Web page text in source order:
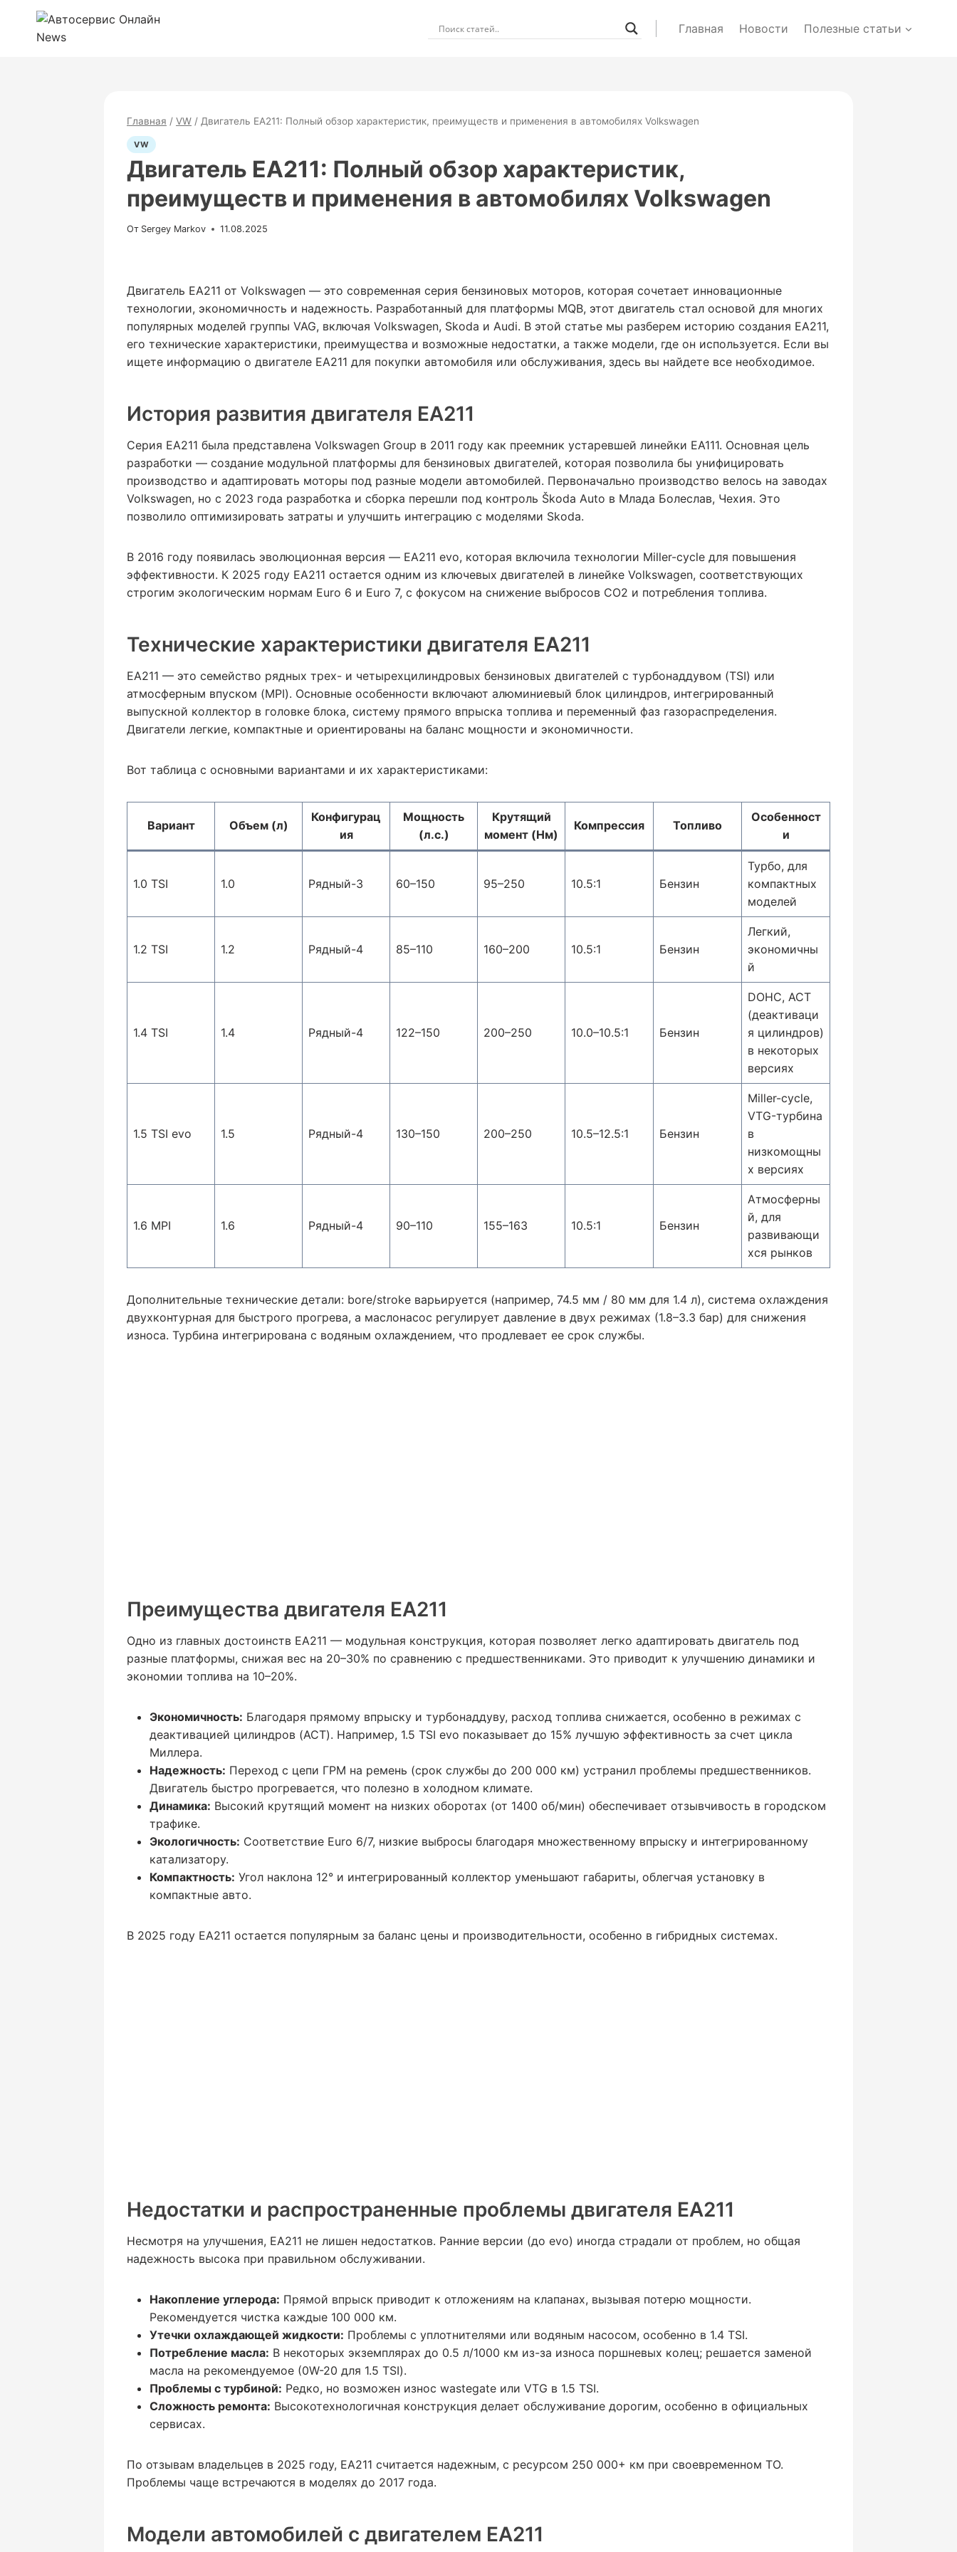
Перейти
содержимому
Главная Новости Полезные статьи
Главная / VW / Двигатель EA211: Полный обзор характеристик, преимуществ и применения в автомобилях Volkswagen
VW
Двигатель EA211: Полный обзор характеристик,
преимуществ и применения в автомобилях Volkswagen
От Sergey Markov 11.08.2025
Двигатель EA211 от Volkswagen — это современная серия бензиновых моторов, которая сочетает инновационные
технологии, экономичность и надежность. Разработанный для платформы MQB, этот двигатель стал основой для многих
популярных моделей группы VAG, включая Volkswagen, Skoda и Audi. В этой статье мы разберем историю создания EA211,
его технические характеристики, преимущества и возможные недостатки, а также модели, где он используется. Если вы
ищете информацию о двигателе EA211 для покупки автомобиля или обслуживания, здесь вы найдете все необходимое.
История развития двигателя EA211
Серия EA211 была представлена Volkswagen Group в 2011 году как преемник устаревшей линейки EA111. Основная цель
разработки — создание модульной платформы для бензиновых двигателей, которая позволила бы унифицировать
производство и адаптировать моторы под разные модели автомобилей. Первоначально производство велось на заводах
Volkswagen, но с 2023 года разработка и сборка перешли под контроль Škoda Auto в Млада Болеслав, Чехия. Это
позволило оптимизировать затраты и улучшить интеграцию с моделями Skoda.
В 2016 году появилась эволюционная версия — EA211 evo, которая включила технологии Miller-cycle для повышения
эффективности. К 2025 году EA211 остается одним из ключевых двигателей в линейке Volkswagen, соответствующих
строгим экологическим нормам Euro 6 и Euro 7, с фокусом на снижение выбросов CO2 и потребления топлива.
Технические характеристики двигателя EA211
EA211 — это семейство рядных трех- и четырехцилиндровых бензиновых двигателей с турбонаддувом (TSI) или
атмосферным впуском (MPI). Основные особенности включают алюминиевый блок цилиндров, интегрированный
выпускной коллектор в головке блока, систему прямого впрыска топлива и переменный фаз газораспределения.
Двигатели легкие, компактные и ориентированы на баланс мощности и экономичности.
Вот таблица с основными вариантами и их характеристиками:
Вариант Объем (л)
Конфигурац
ия
Мощность
(л.с.)
Крутящий
момент (Нм)
Компрессия Топливо
Особенност
и
1.0 TSI 1.0 Рядный-3 60–150 95–250 10.5:1 Бензин
Турбо, для
компактных
моделей
1.2 TSI 1.2 Рядный-4 85–110 160–200 10.5:1 Бензин
Легкий,
экономичны
й
1.4 TSI 1.4 Рядный-4 122–150 200–250 10.0–10.5:1 Бензин
DOHC, ACT
(деактиваци
я цилиндров)
в некоторых
версиях
1.5 TSI evo 1.5 Рядный-4 130–150 200–250 10.5–12.5:1 Бензин
Miller-cycle,
VTG-турбина
в
низкомощны
х версиях
1.6 MPI 1.6 Рядный-4 90–110 155–163 10.5:1 Бензин
Атмосферны
й, для
развивающи
хся рынков
Дополнительные технические детали: bore/stroke варьируется (например, 74.5 мм / 80 мм для 1.4 л), система охлаждения
двухконтурная для быстрого прогрева, а маслонасос регулирует давление в двух режимах (1.8–3.3 бар) для снижения
износа. Турбина интегрирована с водяным охлаждением, что продлевает ее срок службы.
Преимущества двигателя EA211
Одно из главных достоинств EA211 — модульная конструкция, которая позволяет легко адаптировать двигатель под
разные платформы, снижая вес на 20–30% по сравнению с предшественниками. Это приводит к улучшению динамики и
экономии топлива на 10–20%.
Экономичность: Благодаря прямому впрыску и турбонаддуву, расход топлива снижается, особенно в режимах с
деактивацией цилиндров (ACT). Например, 1.5 TSI evo показывает до 15% лучшую эффективность за счет цикла
Миллера.
Надежность: Переход с цепи ГРМ на ремень (срок службы до 200 000 км) устранил проблемы предшественников.
Двигатель быстро прогревается, что полезно в холодном климате.
Динамика: Высокий крутящий момент на низких оборотах (от 1400 об/мин) обеспечивает отзывчивость в городском
трафике.
Экологичность: Соответствие Euro 6/7, низкие выбросы благодаря множественному впрыску и интегрированному
катализатору.
Компактность: Угол наклона 12° и интегрированный коллектор уменьшают габариты, облегчая установку в
компактные авто.
В 2025 году EA211 остается популярным за баланс цены и производительности, особенно в гибридных системах.
Недостатки и распространенные проблемы двигателя EA211
Несмотря на улучшения, EA211 не лишен недостатков. Ранние версии (до evo) иногда страдали от проблем, но общая
надежность высока при правильном обслуживании.
Накопление углерода: Прямой впрыск приводит к отложениям на клапанах, вызывая потерю мощности.
Рекомендуется чистка каждые 100 000 км.
Утечки охлаждающей жидкости: Проблемы с уплотнителями или водяным насосом, особенно в 1.4 TSI.
Потребление масла: В некоторых экземплярах до 0.5 л/1000 км из-за износа поршневых колец; решается заменой
масла на рекомендуемое (0W-20 для 1.5 TSI).
Проблемы с турбиной: Редко, но возможен износ wastegate или VTG в 1.5 TSI.
Сложность ремонта: Высокотехнологичная конструкция делает обслуживание дорогим, особенно в официальных
сервисах.
По отзывам владельцев в 2025 году, EA211 считается надежным, с ресурсом 250 000+ км при своевременном ТО.
Проблемы чаще встречаются в моделях до 2017 года.
Модели автомобилей с двигателем EA211